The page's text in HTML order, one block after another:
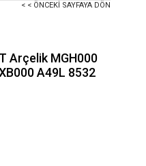
< < ÖNCEKI SAYFAYA DÖN
Arçelik MGH000
A49L 8532